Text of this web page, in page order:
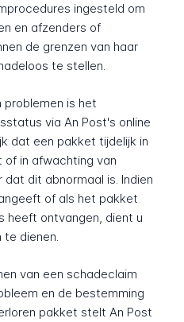
ingesteld om
en afzenders of
de grenzen van haar
te stellen.
is het
via An Post's online
dat een pakket tijdelijk in
in afwachting van
dit abnormaal is. Indien
of als het pakket
heeft ontvangen, dient u
te dienen.
van een schadeclaim
en de bestemming
pakket stelt An Post